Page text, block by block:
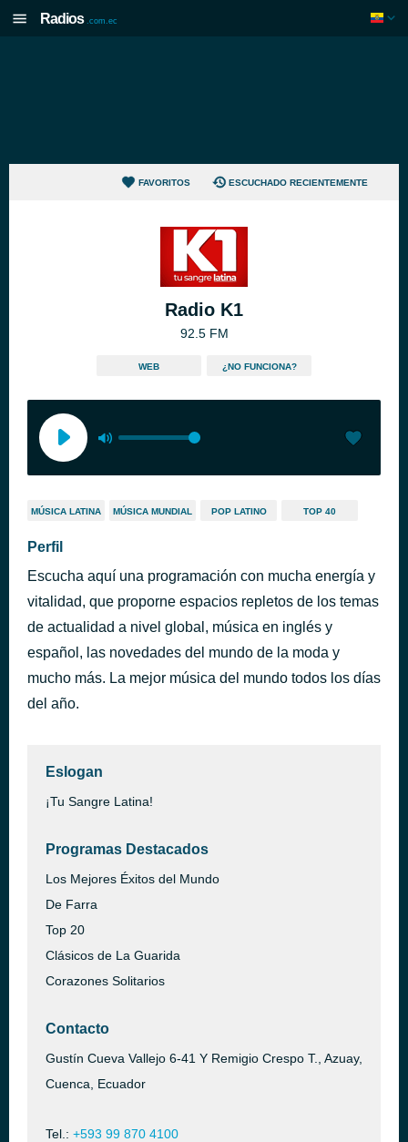
Radios .com.ec
FAVORITOS ESCUCHADO RECIENTEMENTE
Radio K1
92.5 FM
WEB ¿NO FUNCIONA?
MÚSICA LATINA MÚSICA MUNDIAL POP LATINO TOP 40
Perfil
Escucha aquí una programación con mucha energía y
vitalidad, que proporne espacios repletos de los temas
de actualidad a nivel global, música en inglés y
español, las novedades del mundo de la moda y
mucho más. La mejor música del mundo todos los días
del año.
Eslogan
¡Tu Sangre Latina!
Programas Destacados
Los Mejores Éxitos del Mundo
De Farra
Top 20
Clásicos de La Guarida
Corazones Solitarios
Contacto
Gustín Cueva Vallejo 6-41 Y Remigio Crespo T., Azuay,
Cuenca, Ecuador
Tel.: +593 99 870 4100